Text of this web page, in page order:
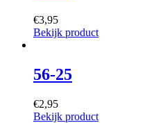
€3,95
Bekijk product
56-25
€2,95
Bekijk product